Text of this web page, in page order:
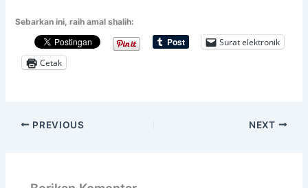
Sebarkan ini, raih amal shalih:
Surat elektronik
Cetak
PREVIOUS NEXT